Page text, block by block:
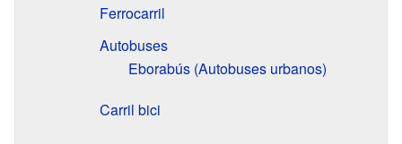
Ferrocarril
Autobuses
Eborabús (Autobuses urbanos)
Carril bici